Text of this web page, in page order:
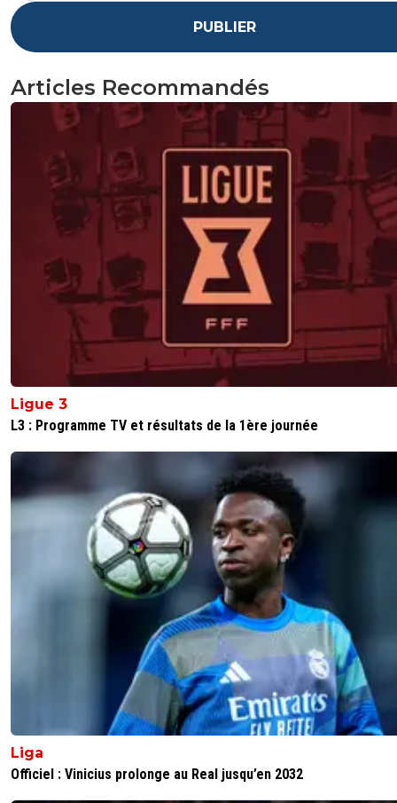
PUBLIER
Articles Recommandés
Ligue 3
L3 : Programme TV et résultats de la 1ère journée
Liga
Officiel : Vinicius prolonge au Real jusqu’en 2032